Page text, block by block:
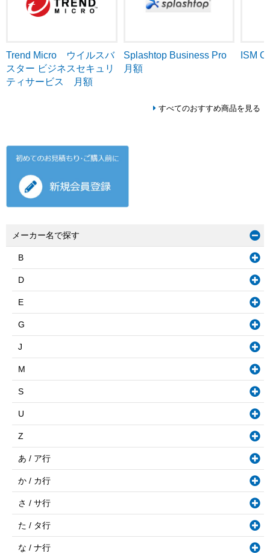
Trend Micro ウイルスバ
スター ビジネスセキュリ
ティサービス 月額
Splashtop Business Pro
月額
ISM
すべてのおすすめ商品を見る
メーカー名で探す
B
D
E
G
J
M
S
U
Z
あ / ア行
か / カ行
さ / サ行
た / タ行
な / ナ行